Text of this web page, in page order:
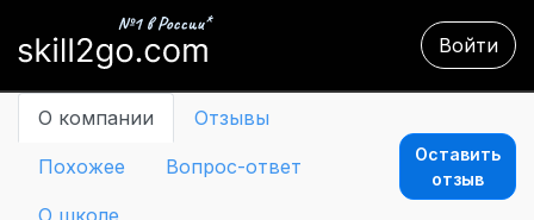
Войти
О компании Отзывы
Похожее Вопрос-ответ
О школе
Оставить
отзыв